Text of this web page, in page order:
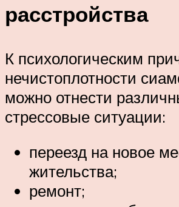
расстройства
К психологическим
нечистоплотности
можно отнести
стрессовые ситуации:
переезд на новое
жительства;
ремонт;